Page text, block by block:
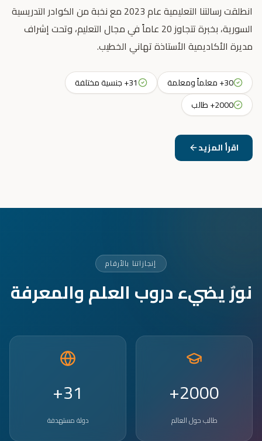
انطلقت رسالتنا التعليمية عام 2023 مع نخبة من الكوادر التدريسية
السورية، بخبرة تتجاوز 20 عاماً في مجال التعليم، وتحت إشراف
مديرة الأكاديمية الأستاذة تهاني الخطيب.
30+ معلماً ومعلمة
31+ جنسية مختلفة
2000+ طالب
اقرأ المزيد
إنجازاتنا بالأرقام
نورٌ يضيء دروب العلم والمعرفة
2000+
طالب حول العالم
31+
دولة مستهدفة